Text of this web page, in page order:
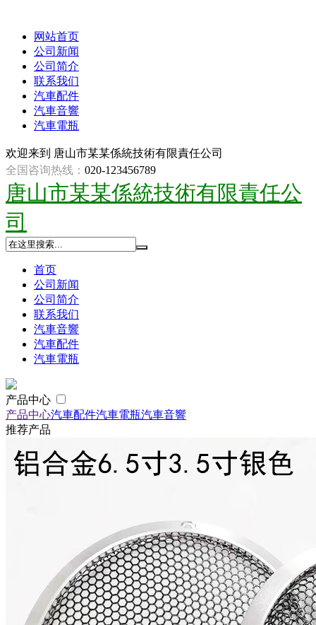
网站首页
公司新闻
公司简介
联系我们
汽車配件
汽車音響
汽車電瓶
欢迎来到 唐山市某某係統技術有限責任公司
全国咨询热线： 020-123456789
唐山市某某係統技術有限責任公
司
首页
公司新闻
公司简介
联系我们
汽車音響
汽車配件
汽車電瓶
产品中心
产品中心汽車配件汽車電瓶汽車音響
推荐产品